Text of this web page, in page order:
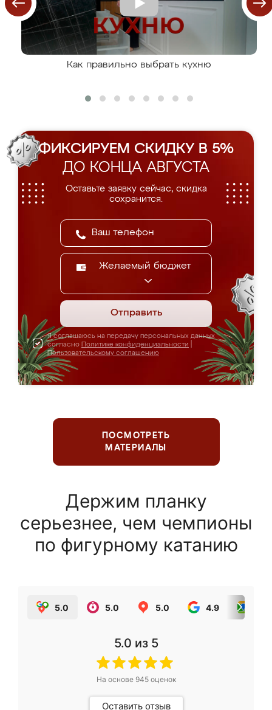
Как правильно выбрать кухню
ФИКСИРУЕМ СКИДКУ В 5%
ДО КОНЦА АВГУСТА
Оставьте заявку сейчас, скидка
сохранится.
Желаемый бюджет
Отправить
Я соглашаюсь на передачу персональных данных
согласно Политике конфиденциальности
Пользовательскому соглашению
ПОСМОТРЕТЬ
МАТЕРИАЛЫ
Держим планку
серьезнее, чем чемпионы
по фигурному катанию
5.0 5.0 5.0 4.9
5.0 из 5
На основе 945оценок
Оставить отзыв